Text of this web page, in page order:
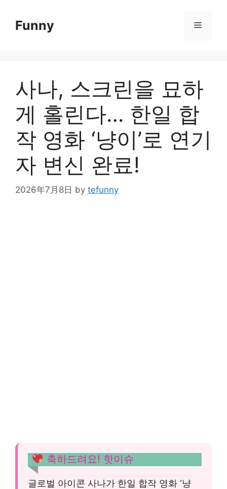
contentFunny Menu
사나, 스크린을 묘하
게 홀린다… 한일 합
작 영화 ‘냥이’로 연기
자 변신 완료!
2026年7月8日 by tefunny
축하드려요! 핫이슈
글로벌 아이콘 사나가 한일 합작 영화 ‘냥